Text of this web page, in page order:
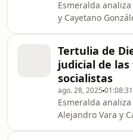
Esmeralda
y Cayetano
Tertulia de
judicial de
socialistas
ago. 28, 2025 01:08:31
Esmeralda
Alejandro Vara y